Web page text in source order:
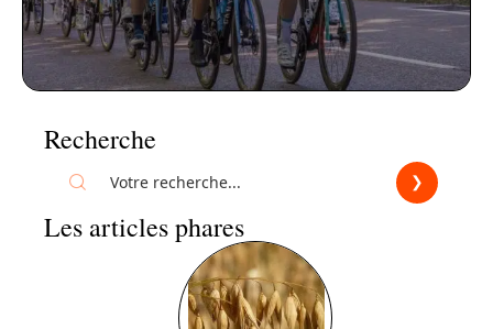
Recherche
Les articles phares